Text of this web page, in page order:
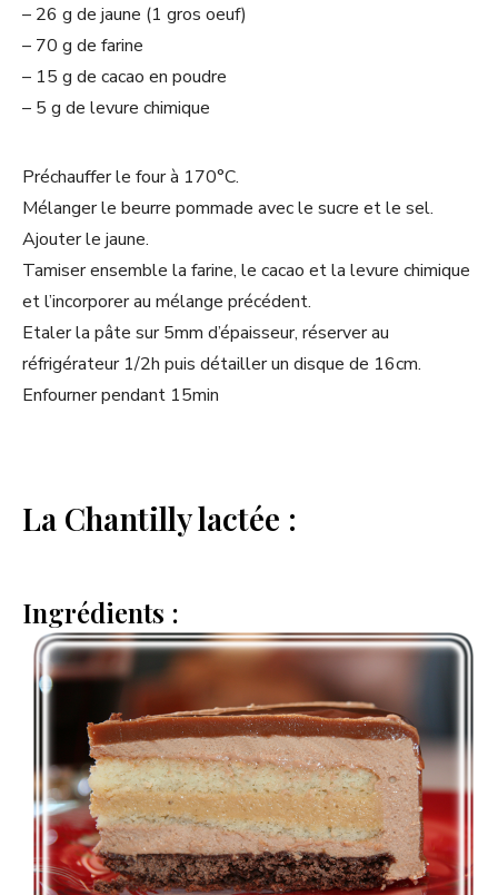
– 26 g de jaune (1 gros oeuf)
– 70 g de farine
– 15 g de cacao en poudre
– 5 g de levure chimique
Préchauffer le four à 170°C.
Mélanger le beurre pommade avec le sucre et le sel.
Ajouter le jaune.
Tamiser ensemble la farine, le cacao et la levure chimique
et l’incorporer au mélange précédent.
Etaler la pâte sur 5mm d’épaisseur, réserver au
réfrigérateur 1/2h puis détailler un disque de 16cm.
Enfourner pendant 15min
La Chantilly lactée :
Ingrédients :